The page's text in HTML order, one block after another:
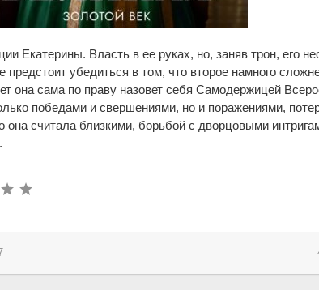
Екатерины. Власть в ее руках, но, заняв трон, его
убедиться в том, что второе намного
она сама по праву назовет себя Самодержицей
победами и свершениями, но и поражениями,
она считала близкими, борьбой с дворцовыми